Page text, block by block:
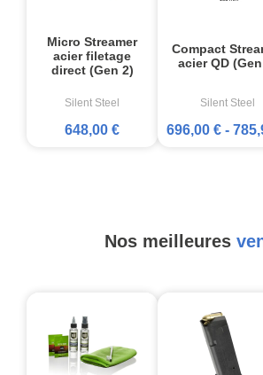
Micro Streamer
acier filetage
direct (Gen 2)
Silent Steel
648,00 €
Compact
acier QD
Silent Steel
696,00 € -
Nos meilleures